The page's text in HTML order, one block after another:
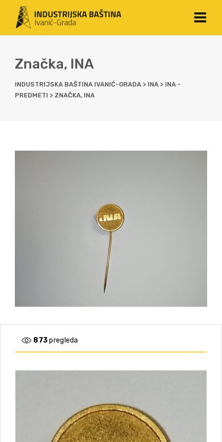
Značka, INA
INDUSTRIJSKA BAŠTINA IVANIĆ-GRADA > INA > INA -
PREDMETI > ZNAČKA, INA
873pregleda